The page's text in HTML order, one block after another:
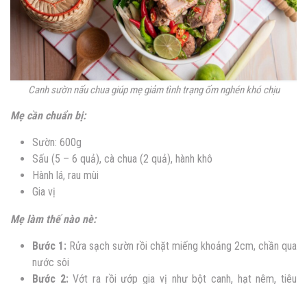
Canh sườn nấu chua giúp mẹ giảm tình trạng ốm nghén khó chịu
Mẹ cần chuẩn bị:
Sườn: 600g
Sấu (5 – 6 quả), cà chua (2 quả), hành khô
Hành lá, rau mùi
Gia vị
Mẹ làm thế nào nè:
Bước 1: Rửa sạch sườn rồi chặt miếng khoảng 2cm, chần qua
nước sôi
Bước 2:Vớt ra rồi ướp gia vị như bột canh, hạt nêm, tiêu